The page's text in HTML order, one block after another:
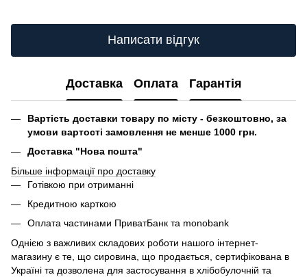
Написати відгук
Доставка Оплата Гарантія
Вартість доставки товару по місту - безкоштовно, за
умови вартості замовлення не менше 1000 грн.
Доставка "Нова пошта"
Більше інформації про доставку
Готівкою при отриманні
Кредитною карткою
Оплата частинами ПриватБанк та monobank
Однією з важливих складових роботи нашого інтернет-
магазину є те, що сировина, що продається, сертифікована в
Україні та дозволена для застосування в хлібобулочній та